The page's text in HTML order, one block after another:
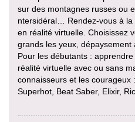
sur des montagnes russes ou
ntersidéral… Rendez-vous à
en réalité virtuelle. Choisissez
grands les yeux, dépaysement
Pour les débutants :
réalité virtuelle avec ou sans
connaisseurs et les courageux
Superhot, Beat Saber, Elixir,